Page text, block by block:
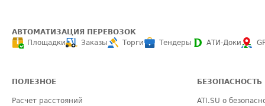
АВТОМАТИЗАЦИЯ ПЕРЕВОЗОК
Площадки
Заказы Торги Тендеры АТИ-Доки
ПОЛЕЗНОЕ
Расчет расстояний
БЕЗОПАСНОСТЬ
ATI.SU о